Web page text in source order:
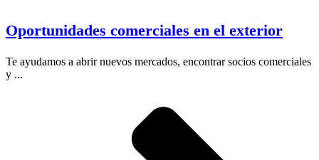
Oportunidades comerciales en el exterior
Te ayudamos a abrir nuevos mercados, encontrar socios comerciales
y ...